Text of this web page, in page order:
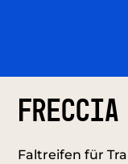
FRECCIA
Faltreifen für